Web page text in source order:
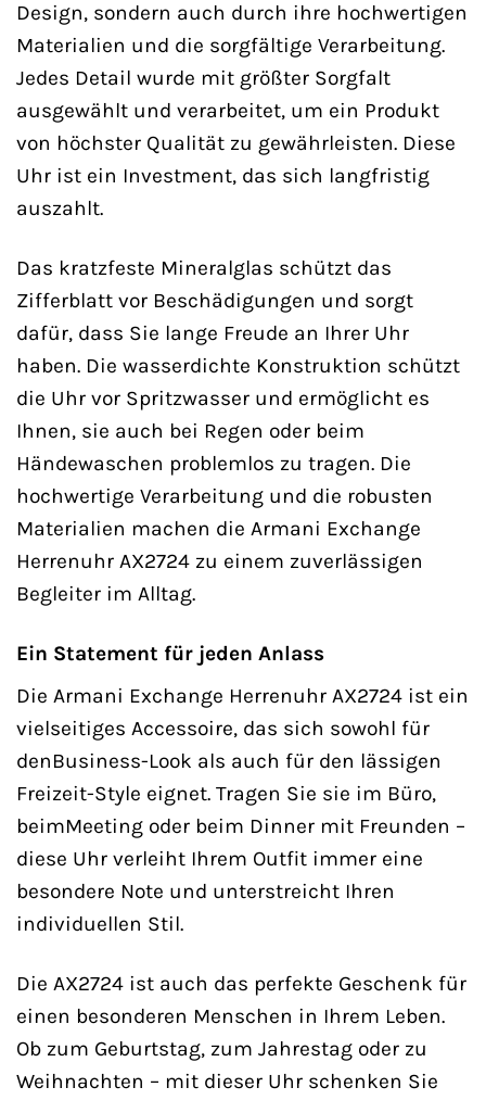
Design, sondern auch durch ihre hochwertigen
Materialien und die sorgfältige Verarbeitung.
Jedes Detail wurde mit größter Sorgfalt
ausgewählt und verarbeitet, um ein Produkt
von höchster Qualität zu gewährleisten. Diese
Uhr ist ein Investment, das sich langfristig
auszahlt.
Das kratzfeste Mineralglas schützt das
Zifferblatt vor Beschädigungen und sorgt
dafür, dass Sie lange Freude an Ihrer Uhr
haben. Die wasserdichte Konstruktion schützt
die Uhr vor Spritzwasser und ermöglicht es
Ihnen, sie auch bei Regen oder beim
Händewaschen problemlos zu tragen. Die
hochwertige Verarbeitung und die robusten
Materialien machen die Armani Exchange
Herrenuhr AX2724 zu einem zuverlässigen
Begleiter im Alltag.
Ein Statement für jeden Anlass
Die Armani Exchange Herrenuhr AX2724 ist ein
vielseitiges Accessoire, das sich sowohl für
denBusiness-Look als auch für den lässigen
Freizeit-Style eignet. Tragen Sie sie im Büro,
beimMeeting oder beim Dinner mit Freunden –
diese Uhr verleiht Ihrem Outfit immer eine
besondere Note und unterstreicht Ihren
individuellen Stil.
Die AX2724 ist auch das perfekte Geschenk für
einen besonderen Menschen in Ihrem Leben.
Ob zum Geburtstag, zum Jahrestag oder zu
Weihnachten – mit dieser Uhr schenken Sie